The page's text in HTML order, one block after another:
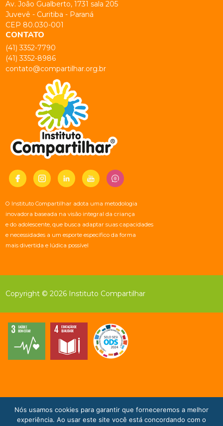
Av. João Gualberto, 1731 sala 205
Juvevê - Curitiba - Paraná
CEP 80.030-001
CONTATO
(41) 3352-7790
(41) 3352-8986
contato@compartilhar.org.br
O Instituto Compartilhar adota uma metodologia
inovadora baseada na visão integral da criança
e do adolescente, que busca adaptar suas capacidades
e necessidades a um esporte específico da forma
mais divertida e lúdica possível
Copyright © 2026 Instituto Compartilhar
Doe Agora!
Nós usamos cookies para garantir que forneceremos a melhor
experiência. Ao usar este site você está concordando com o